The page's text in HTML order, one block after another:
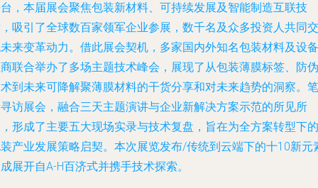
，本届展会聚焦包装新材料、可持续发展及智能制造互联技
吸引了全球数百家领军企业参展，数千名及众多投资人共同交
来变革动力。借此展会契机，多家国内外知名包装材料及设备
联合举办了多场主题技术峰会，展现了从包装薄膜标签、防伪
到未来可降解聚薄膜材料的干货分享和对未来趋势的洞察。笔
访展会，融合三天主题演讲与企业新解决方案示范的所见所
形成了主要五大现场实录与技术复盘，旨在为全方案转型下的
产业发展策略启契。本次展览发布/传统到云端下的十10新元
展开自A-H百济式并携手技术探索。